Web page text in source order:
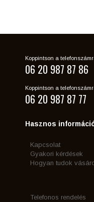
Koppintson a
06 20 987 87 86
Koppintson a
06 20 987 87 77
Hasznos
Kapcsolat
Gyakori kérdések
Hogyan tudok
Telefonos rendelés